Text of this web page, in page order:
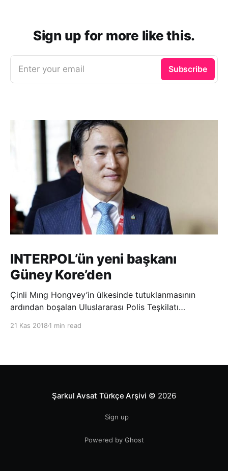
Sign up for more like this.
Enter your email Subscribe
INTERPOL’ün yeni başkanı
Güney Kore’den
Çinli Mıng Hongvey’in ülkesinde tutuklanmasının
ardından boşalan Uluslararası Polis Teşkilatı
21 Kas 2018 1 min read
Şarkul Avsat Türkçe Arşivi © 2026
Sign up
Powered by Ghost